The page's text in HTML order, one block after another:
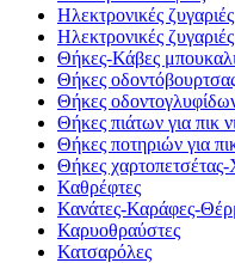
Ηλεκτρονικές
Ηλεκτρονικές
Θήκες-Κάβες
Θήκες
Θήκες
Θήκες πιάτων για πικ
Θήκες ποτηριών για
Θήκες χαρτοπετσέτας-
Καθρέφτες
Κανάτες-Καράφες-
Καρυοθραύστες
Κατσαρόλες